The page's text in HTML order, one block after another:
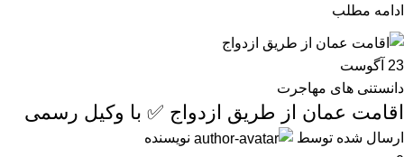
ادامه مطلب
23 آگوست
دانستنی های مهاجرت
اقامت عمان از طریق ازدواج ✅ با وکیل رسمی
ارسال شده توسط
نویسنده